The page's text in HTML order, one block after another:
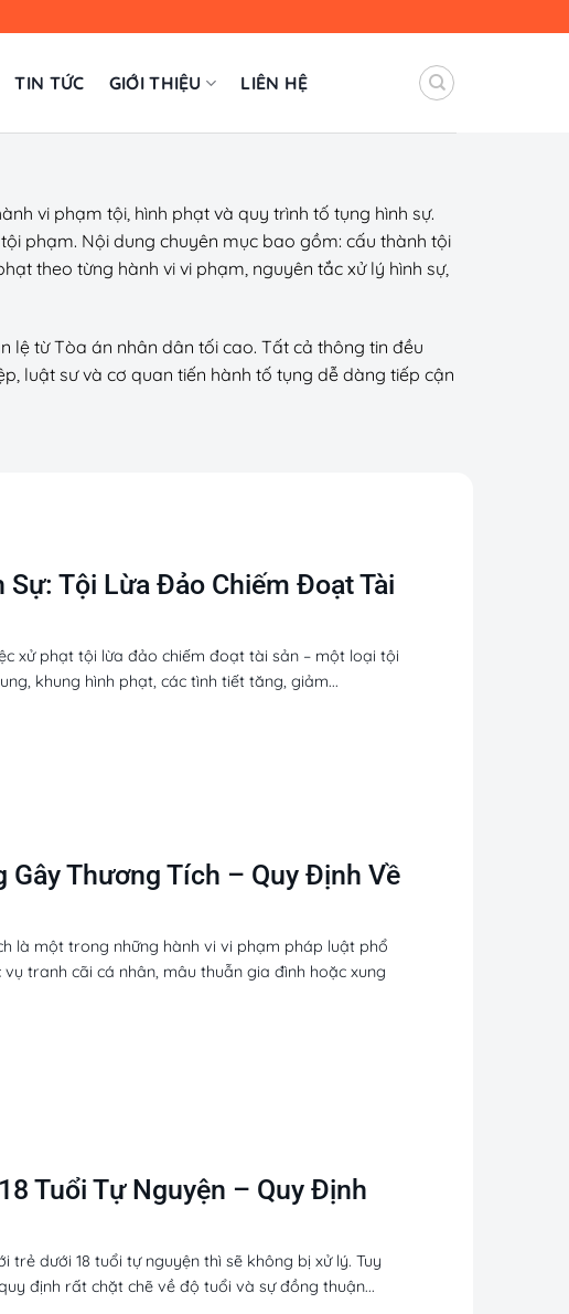
TIN TỨC GIỚI THIỆU LIÊN HỆ
vi phạm tội, hình phạt và quy trình tố tụng hình sự.
phạm. Nội dung chuyên mục bao gồm: cấu thành tội
theo từng hành vi vi phạm, nguyên tắc xử lý hình sự,
lệ từ Tòa án nhân dân tối cao. Tất cả thông tin đều
luật sư và cơ quan tiến hành tố tụng dễ dàng tiếp cận
Tội Lừa Đảo Chiếm Đoạt Tài
xử phạt tội lừa đảo chiếm đoạt tài sản – một loại tội
khung hình phạt, các tình tiết tăng, giảm...
Thương Tích – Quy Định Về
là một trong những hành vi vi phạm pháp luật phổ
tranh cãi cá nhân, mâu thuẫn gia đình hoặc xung
Tuổi Tự Nguyện – Quy Định
trẻ dưới 18 tuổi tự nguyện thì sẽ không bị xử lý. Tuy
định rất chặt chẽ về độ tuổi và sự đồng thuận...